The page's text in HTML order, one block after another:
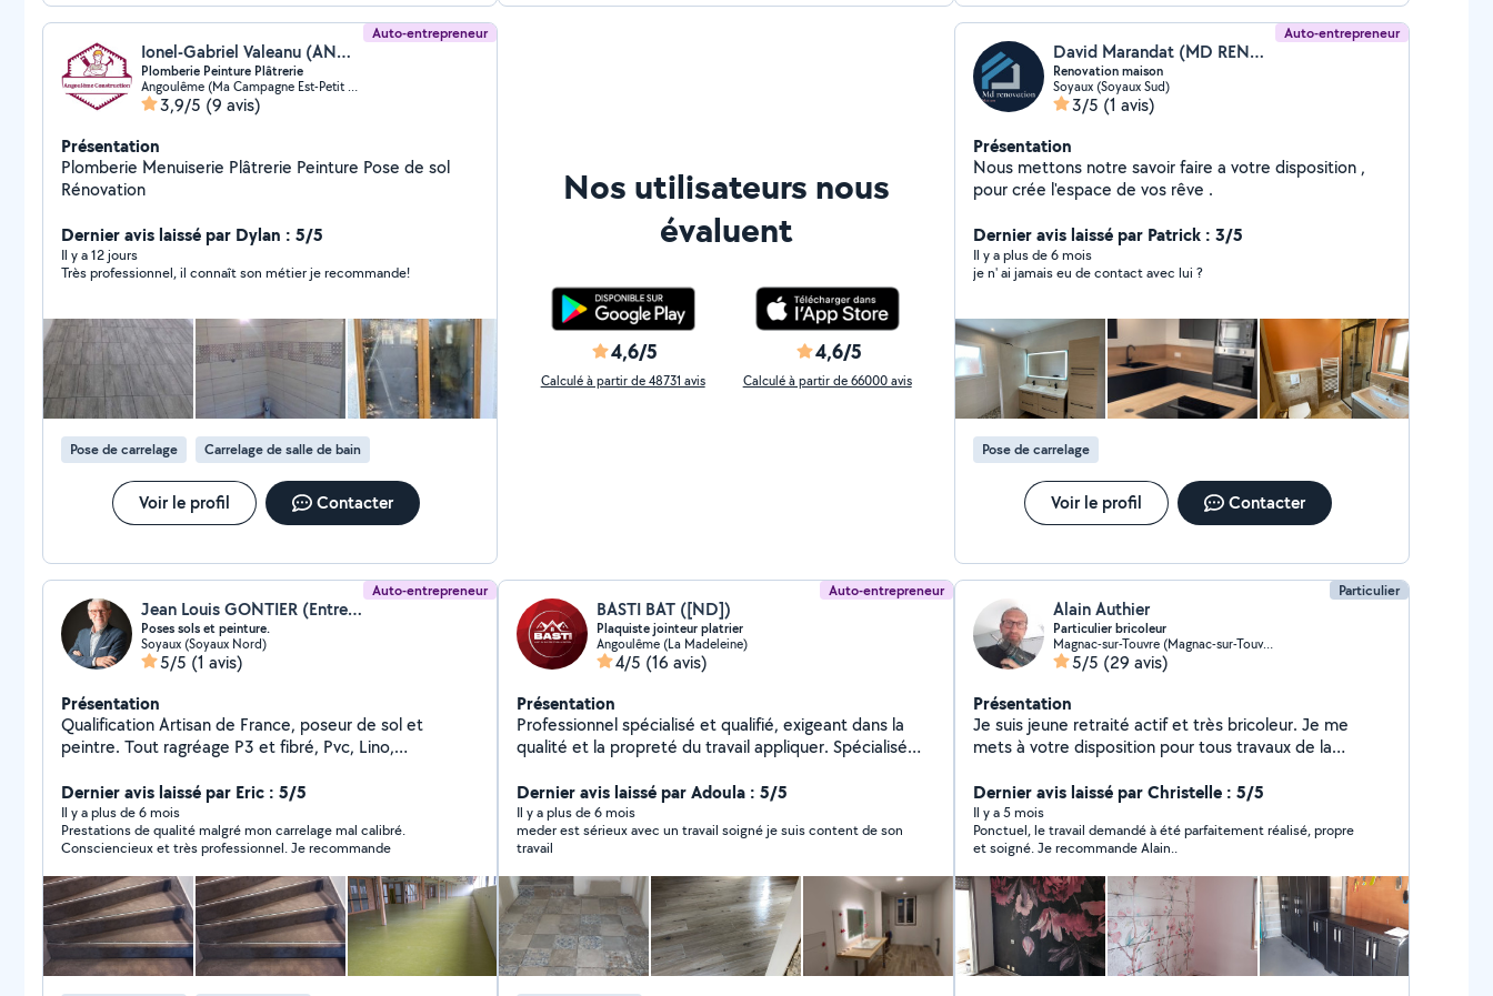
Auto-entrepreneur
Ionel-Gabriel Valeanu (ANGOULÊME CONSTRUCTION)
Plomberie Peinture Plâtrerie
Angoulême (Ma Campagne Est-Petit Fresquet)
3,9/5 (9 avis)
Présentation
Plomberie Menuiserie Plâtrerie Peinture Pose de sol
Rénovation
Dernier avis laissé par Dylan : 5/5
Il y a 12 jours
Très professionnel, il connaît son métier je recommande!
Pose de carrelage Carrelage de salle de bain
Voir le profil Contacter
Nos utilisateurs nous
évaluent
4,6/5
Calculé à partir de 48731 avis
4,6/5
Calculé à partir de 66000 avis
Auto-entrepreneur
David Marandat (MD RENOVATION)
Renovation maison
Soyaux (Soyaux Sud)
3/5 (1 avis)
Présentation
Nous mettons notre savoir faire a votre disposition ,
pour crée l'espace de vos rêve .
Dernier avis laissé par Patrick : 3/5
Il y a plus de 6 mois
je n' ai jamais eu de contact avec lui ?
Pose de carrelage
Voir le profil Contacter
Auto-entrepreneur
Jean Louis GONTIER (Entreprise GONTIER JEAN LOUIS)
Poses sols et peinture.
Soyaux (Soyaux Nord)
5/5 (1 avis)
Présentation
Qualification Artisan de France, poseur de sol et
peintre. Tout ragréage P3 et fibré, Pvc, Lino,
chaud de joints sur Pvc, parquet stratifié, parquet collé,
faience cuisine et salles de bain, carrelage. 35 ans
d'expérience. Devis gratuit, disponible rapidement
Dernier avis laissé par Eric : 5/5
Il y a plus de 6 mois
Prestations de qualité malgré mon carrelage mal calibré.
Consciencieux et très professionnel. Je recommande
Auto-entrepreneur
BASTI BAT ([ND])
Plaquiste jointeur platrier
Angoulême (La Madeleine)
4/5 (16 avis)
Présentation
Professionnel spécialisé et qualifié, exigeant dans la
qualité et la propreté du travail appliquer. Spécialisé
carrelage, parquet, etc..).
Dernier avis laissé par Adoula : 5/5
Il y a plus de 6 mois
meder est sérieux avec un travail soigné je suis content de son
travail
Particulier
Alain Authier
Particulier bricoleur
Magnac-sur-Touvre (Magnac-sur-Touvre)
5/5 (29 avis)
Présentation
Je suis jeune retraité actif et très bricoleur. Je me
mets à votre disposition pour tous travaux de la
plafond. Je pose revêtement mural et sol.
Dernier avis laissé par Christelle : 5/5
Il y a 5 mois
Ponctuel, le travail demandé à été parfaitement réalisé, propre
et soigné. Je recommande Alain..